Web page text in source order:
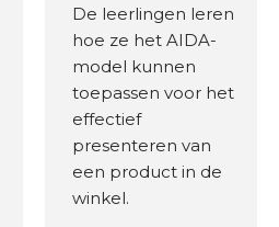
De leerlingen leren
hoe ze het AIDA-
model kunnen
toepassen voor het
effectief
presenteren van
een product in de
winkel.